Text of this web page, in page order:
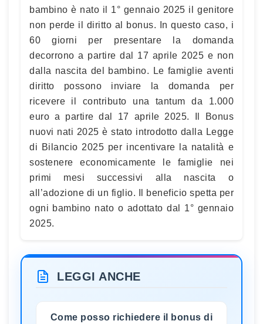
bambino è nato il 1° gennaio 2025 il genitore
non perde il diritto al bonus. In questo caso, i
60 giorni per presentare la domanda
decorrono a partire dal 17 aprile 2025 e non
dalla nascita del bambino. Le famiglie aventi
diritto possono inviare la domanda per
ricevere il contributo una tantum da 1.000
euro a partire dal 17 aprile 2025. Il Bonus
nuovi nati 2025 è stato introdotto dalla Legge
di Bilancio 2025 per incentivare la natalità e
sostenere economicamente le famiglie nei
primi mesi successivi alla nascita o
all’adozione di un figlio. Il beneficio spetta per
ogni bambino nato o adottato dal 1° gennaio
2025.
LEGGI ANCHE
Come posso richiedere il bonus di